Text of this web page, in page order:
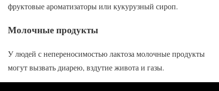
фруктовые ароматизаторы или кукурузный сироп.
Молочные продукты
У людей с непереносимостью лактоза молочные продукты
могут вызвать диарею, вздутие живота и газы.